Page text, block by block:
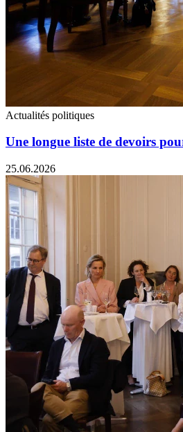
Actualités politiques
Une longue liste de devoirs
25.06.2026